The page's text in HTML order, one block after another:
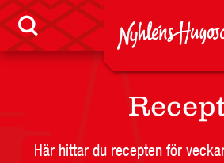
Nyheter
Här hittar du recepten för